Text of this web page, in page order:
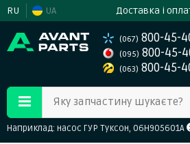
RU UA Доставка і
(067) 800-45-
(095) 800-45-
(063) 800-45-
Яку запчастину шукаєте?
Наприклад: насос ГУР Туксон, 06H905601A